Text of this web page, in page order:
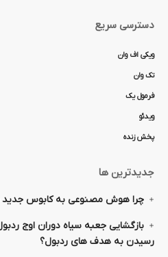
دسترسی سریع
ویکی اف وان
تک وان
فرمول یک
ویدئو
پخش زنده
جدیدترین ها
چرا هوش مصنوعی به کابوس جدید
بازگشایی جعبه سیاه دوران اوج
رسیدن به هدف های ردبول؟